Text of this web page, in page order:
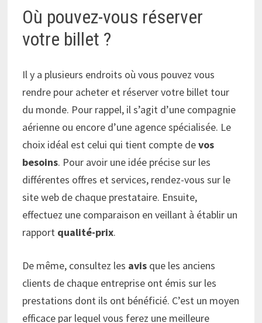
Où pouvez-vous réserver
votre billet ?
Il y a plusieurs endroits où vous pouvez vous
rendre pour acheter et réserver votre billet tour
du monde. Pour rappel, il s’agit d’une compagnie
aérienne ou encore d’une agence spécialisée. Le
choix idéal est celui qui tient compte devos
besoins. Pour avoir une idée précise sur les
différentes offres et services, rendez-vous sur le
site web de chaque prestataire. Ensuite,
effectuez une comparaison en veillant à établir un
rapport qualité-prix.
De même, consultez les avis que les anciens
clients de chaque entreprise ont émis sur les
prestations dont ils ont bénéficié. C’est un moyen
efficace par lequel vous ferez une meilleure